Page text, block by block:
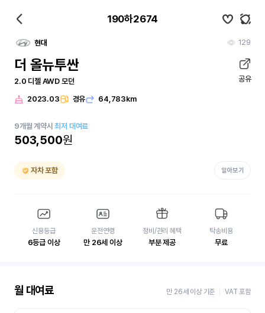
190하2674
현대 129
더 올뉴투싼
2.0 디젤 AWD 모던 공유
2023.03 경유 64,783km
9개월 계약시최저 대여료
503,500원
자차 포함 알아보기
신용등급
6등급 이상
운전연령
만 26세 이상
정비/관리 혜택
부분 제공
탁송비용
무료
월 대여료 만 26세 이상 기준 VAT 포함